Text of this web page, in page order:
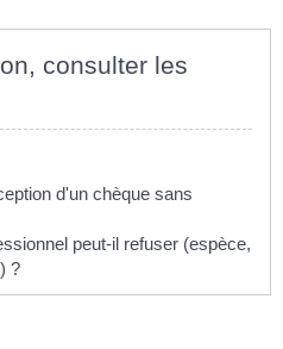
consulter les
d'un chèque sans
peut-il refuser (espèce,
?